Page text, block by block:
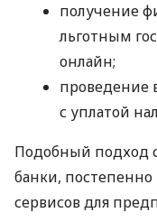
получение
льготным
онлайн;
проведение
с уплатой
Подобный подход
банки,
сервисов для